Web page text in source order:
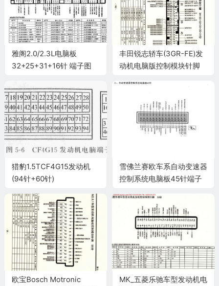
雅阁2.0/2.3L电脑板
32+25+31+16针 端子图
丰田锐志轿车(3GR-FE)发
动机电脑版控制模块针脚
猎豹1.5TCF4G15发动机
(94针+60针)
雪佛兰赛欧车系自动变速器
控制系统电脑板45针端子
欧宝Bosch Motronic
MK_五菱乐驰车型发动机电